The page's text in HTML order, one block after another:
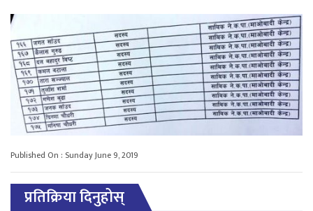
Published On : Sunday June 9, 2019
प्रतिक्रिया दिनुहोस्